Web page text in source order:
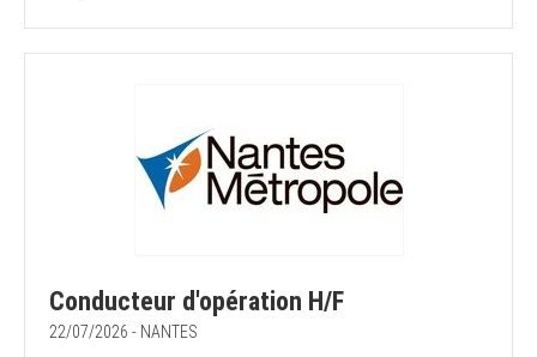
Conducteur d'opération H/F
22/07/2026 - NANTES